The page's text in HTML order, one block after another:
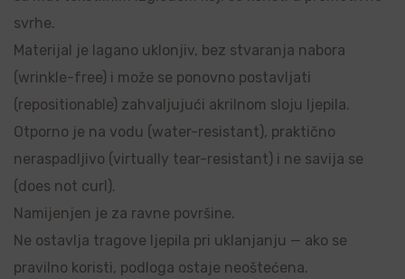
svrhe.
Materijal je lagano uklonjiv, bez stvaranja nabora
(wrinkle-free) i može se ponovno postavljati
(repositionable) zahvaljujući akrilnom sloju ljepila.
Otporno je na vodu (water-resistant), praktično
neraspadljivo (virtually tear-resistant) i ne savija se
(does not curl).
Namijenjen je za ravne površine.
Ne ostavlja tragove ljepila pri uklanjanju — ako se
pravilno koristi, podloga ostaje neoštećena.